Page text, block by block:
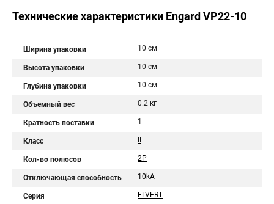
Технические характеристики Engard VP22-10
Ширина упаковки 10 см
Высота упаковки 10 см
Глубина упаковки 10 см
Объемный вес 0.2 кг
Кратность поставки 1
Класс
Кол-во полюсов 2P
Отключающая способность 10kA
Серия ELVERT